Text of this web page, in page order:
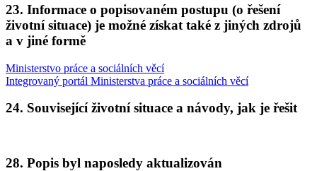
23. Informace o popisovaném postupu (o řešení
životní situace) je možné získat také z jiných zdrojů
a v jiné formě
Ministerstvo práce a sociálních věcí
Integrovaný portál Ministerstva práce a sociálních věcí
24. Související životní situace a návody, jak je řešit
28. Popis byl naposledy aktualizován